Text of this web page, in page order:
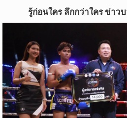
รู้ก่อนใคร ลึกกว่าใคร ข่าว
บอล
ข่าว
ฟุตบอล
ต่าง
ประเทศ